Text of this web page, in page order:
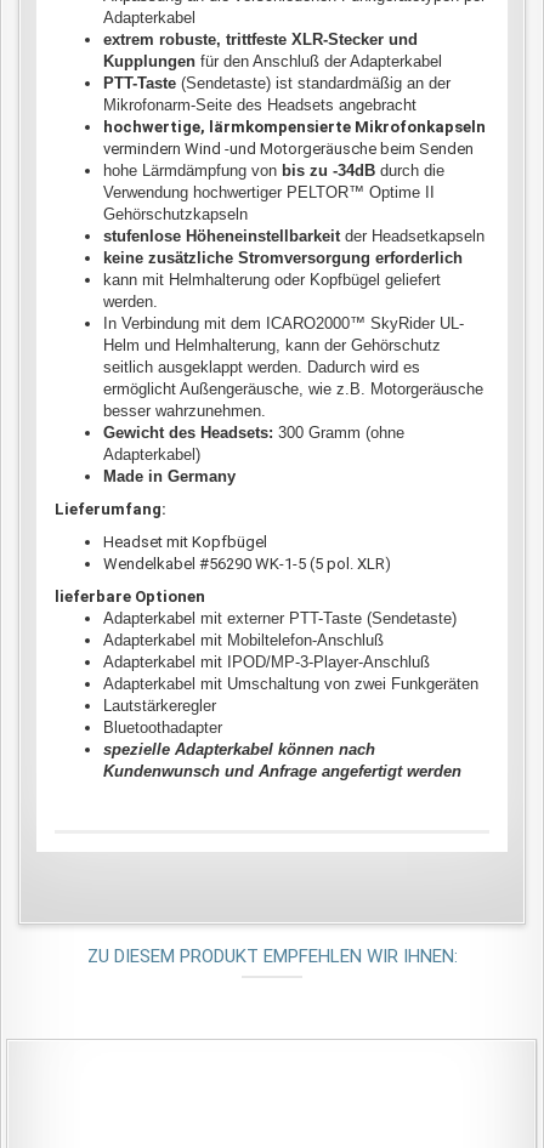
Adapterkabel
extrem robuste, trittfeste XLR-Stecker und
Kupplungen für den Anschluß der Adapterkabel
PTT-Taste (Sendetaste) ist standardmäßig an der
Mikrofonarm-Seite des Headsets angebracht
hochwertige, lärmkompensierte Mikrofonkapseln
vermindern Wind -und Motorgeräusche beim Senden
hohe Lärmdämpfung von bis zu -34dB durch die
Verwendung hochwertiger PELTOR™ Optime II
Gehörschutzkapseln
stufenlose Höheneinstellbarkeit der Headsetkapseln
keine zusätzliche Stromversorgung erforderlich
kann mit Helmhalterung oder Kopfbügel geliefert
werden.
In Verbindung mit dem ICARO2000™ SkyRider UL-
Helm und Helmhalterung, kann der Gehörschutz
seitlich ausgeklappt werden. Dadurch wird es
ermöglicht Außengeräusche, wie z.B. Motorgeräusche
besser wahrzunehmen.
Gewicht des Headsets: 300 Gramm (ohne
Adapterkabel)
Made in Germany
Lieferumfang:
Headset mit Kopfbügel
Wendelkabel #56290 WK-1-5 (5 pol. XLR)
lieferbare Optionen
Adapterkabel mit externer PTT-Taste (Sendetaste)
Adapterkabel mit Mobiltelefon-Anschluß
Adapterkabel mit IPOD/MP-3-Player-Anschluß
Adapterkabel mit Umschaltung von zwei Funkgeräten
Lautstärkeregler
Bluetoothadapter
spezielle Adapterkabel können nach
Kundenwunsch und Anfrage angefertigt werden
ZU DIESEM PRODUKT EMPFEHLEN WIR IHNEN: